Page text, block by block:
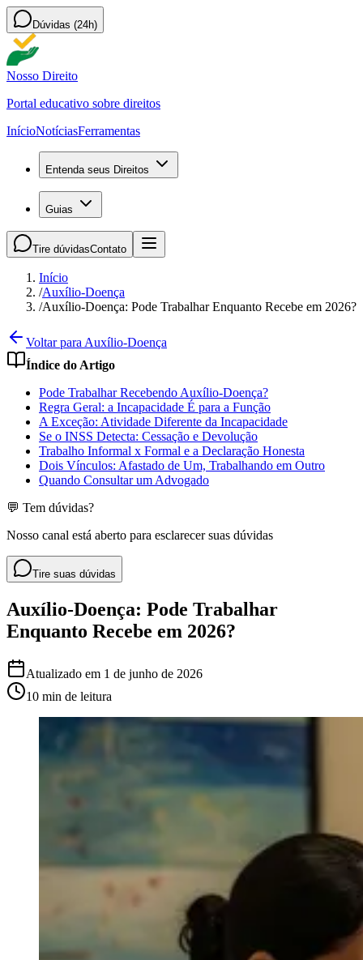
Dúvidas (24h)
Nosso Direito
Portal educativo sobre direitos
InícioNotíciasFerramentas
Entenda seus Direitos
Guias
Tire dúvidasContato
Início
/Auxílio-Doença
/Auxílio-Doença: Pode Trabalhar Enquanto Recebe em 2026?
Voltar para Auxílio-Doença
Índice do Artigo
Pode Trabalhar Recebendo Auxílio-Doença?
Regra Geral: a Incapacidade É para a Função
A Exceção: Atividade Diferente da Incapacidade
Se o INSS Detecta: Cessação e Devolução
Trabalho Informal x Formal e a Declaração Honesta
Dois Vínculos: Afastado de Um, Trabalhando em Outro
Quando Consultar um Advogado
💬 Tem dúvidas?
Nosso canal está aberto para esclarecer suas dúvidas
Tire suas dúvidas
Auxílio-Doença: Pode Trabalhar
Enquanto Recebe em 2026?
Atualizado em 1 de junho de 2026
10 min de leitura